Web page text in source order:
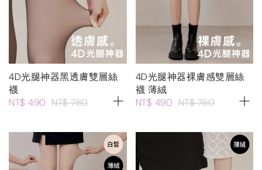
4D光腿神器黑透膚雙層絲
襪
NT$ 490 NT$ 780
4D光腿神器裸膚感雙層絲
襪 薄絨
NT$ 490 NT$ 780